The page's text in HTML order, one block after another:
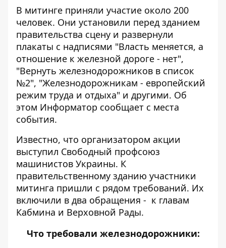
В митинге приняли участие около 200
человек. Они установили перед зданием
правительства сцену и развернули
плакаты с надписями "Власть меняется, а
отношение к железной дороге - нет",
"Вернуть железнодорожников в список
№2", "Железнодорожникам - европейский
режим труда и отдыха" и другими. Об
этом Информатор сообщает с места
события.
Известно, что организатором акции
выступил Свободный профсоюз
машинистов Украины. К
правительственному зданию участники
митинга пришли с рядом требований. Их
включили в два обращения - к главам
Кабмина и Верховной Рады.
Что требовали железнодорожники: